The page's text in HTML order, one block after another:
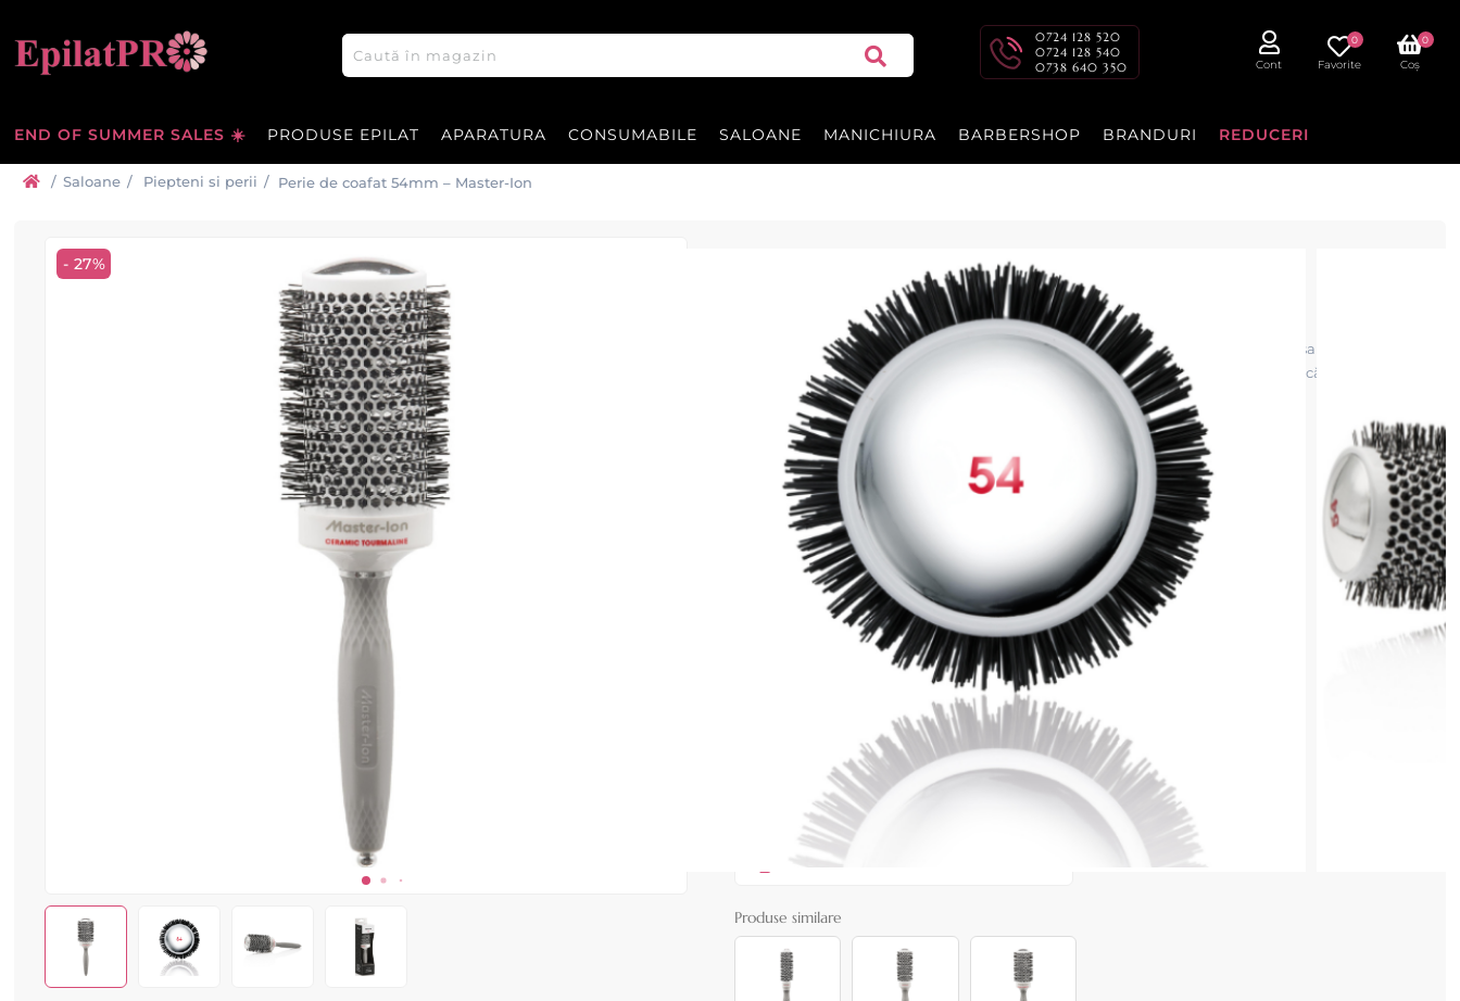
0724 128 520
0724 128 540
0738 640 350
Cont Favorite
0
Coș
0
END OF SUMMER SALES ☀️ PRODUSE EPILAT APARATURA CONSUMABILE SALOANE MANICHIURA BARBERSHOP BRANDURI REDUCERI
/ Saloane / Piepteni si perii / Perie de coafat 54mm – Master-Ion
- 27%
Perie de coafat 54mm – Master-Ion
Master-Ion Perie 54 mm este o perie profesională pentru coafat, perfectă pentru saloane, frizerii și
barber-shopuri. Tehnologia ionică reduce frizz-ul și oferă o distribuție uniformă a căldurii, lăsând
părul neted, disciplinat și ușor de stilizat. Ideală pentru bucle și volum .
57 recenzii Adăugați recenzia dvs.
Cod produs: EXA81
Preț: 55,00 lei
ADAUGĂ ÎN COȘ
Acest produs vă aduce 💰 puncte în valoare de de0,50 lei
Consultanță? Sună acum
Produse similare